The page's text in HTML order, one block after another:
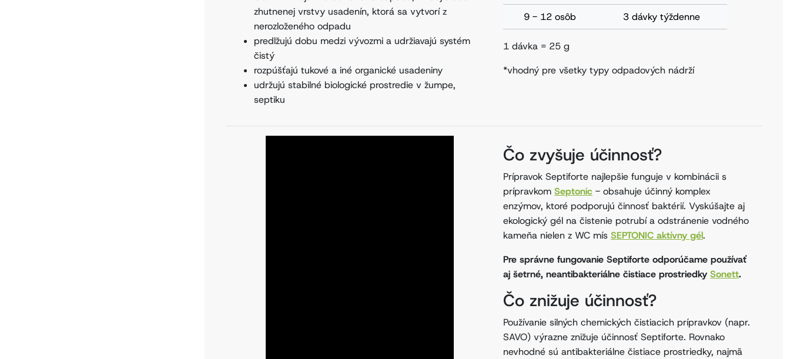
zhutnenej vrstvy usadenín, ktorá sa vytvorí z
nerozloženého odpadu
predlžujú dobu medzi vývozmi a udržiavajú systém
čistý
rozpúšťajú tukové a iné organické usadeniny
udržujú stabilné biologické prostredie v žumpe,
septiku
9 - 12 osôb
3 dávky týždenne
1 dávka = 25 g
*vhodný pre všetky typy odpadových nádrží
Čo zvyšuje účinnosť?
Prípravok Septiforte najlepšie funguje v kombinácii s
prípravkom Septonic - obsahuje účinný komplex
enzýmov, ktoré podporujú činnosť baktérií. Vyskúšajte aj
ekologický gél na čistenie potrubí a odstránenie vodného
kameňa nielen z WC mís SEPTONIC aktívny gél.
Pre správne fungovanie Septiforte odporúčame používať
aj šetrné, neantibakteriálne čistiace prostriedkySonett.
Čo znižuje účinnosť?
Používanie silných chemických čistiacich prípravkov (napr.
SAVO) výrazne znižuje účinnosť Septiforte. Rovnako
nevhodné sú antibakteriálne čistiace prostriedky, najmä